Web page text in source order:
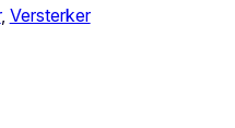
, Versterker